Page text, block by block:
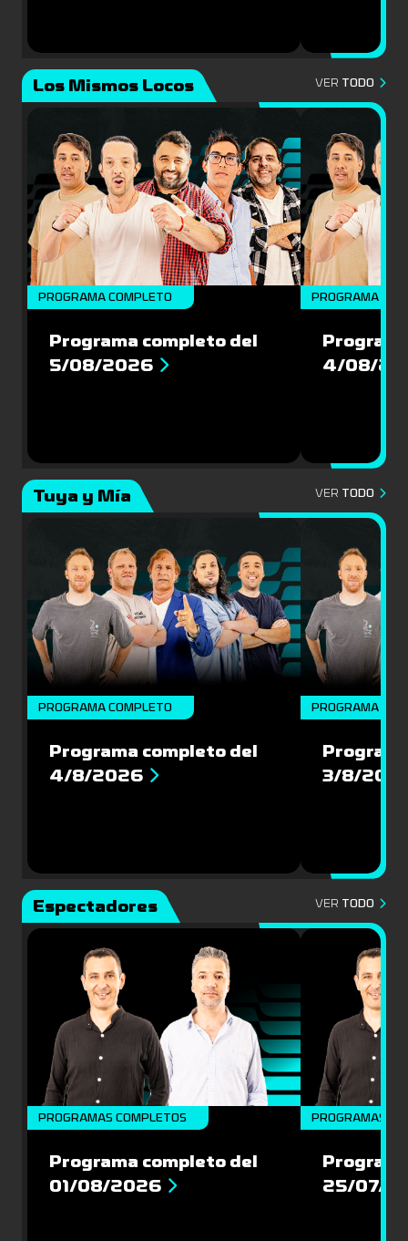
Los Mismos Locos VER TODO
PROGRAMA COMPLETO
Programa completo del
5/08/2026
PROGRAMA
4/08/
Tuya y Mía VER TODO
PROGRAMA COMPLETO
Programa completo del
4/8/2026
PROGRAMA
3/8/
Espectadores VER TODO
PROGRAMAS COMPLETOS
Programa completo del
01/08/2026
PROGRAMAS
25/07/